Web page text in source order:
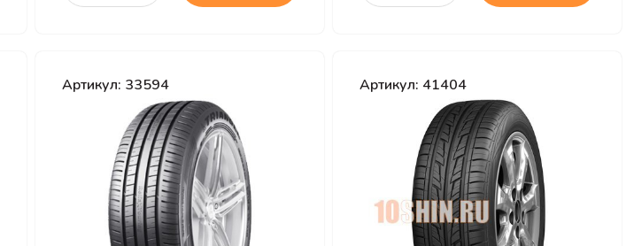
Артикул: 33594 Артикул: 41404